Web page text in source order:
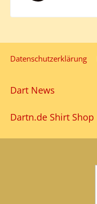
Datenschutzerklärung
Dart News
Dartn.de Shirt Shop